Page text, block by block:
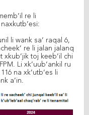
re li
li wank sa’ raqal 6,
re li jalan jalanq
xkub’jik toj keeb’il chi
Li xk’uub’ankil ru
na xk’utb’es li
a’in.